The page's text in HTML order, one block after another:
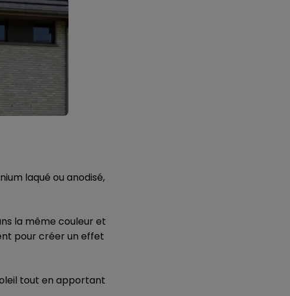
laqué ou anodisé,
la même couleur et
pour créer un effet
tout en apportant